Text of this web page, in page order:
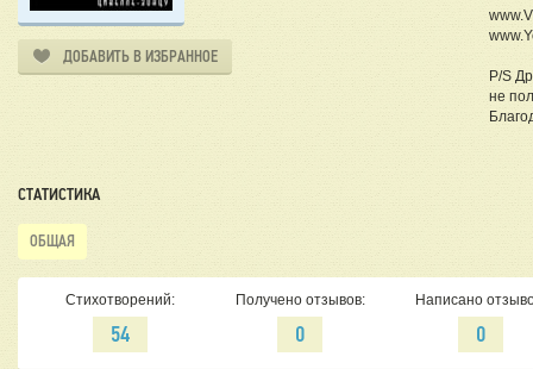
ДОБАВИТЬ В ИЗБРАННОЕ
P/S
не
СТАТИСТИКА
ОБЩАЯ
Стихотворений:
54
Получено отзывов:
0
Написано
0